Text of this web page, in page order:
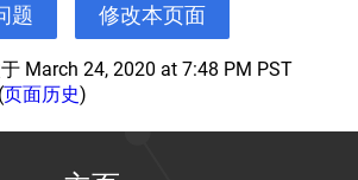
题 修改本页面
March 24, 2020 at 7:48 PM PST
(页面历史)